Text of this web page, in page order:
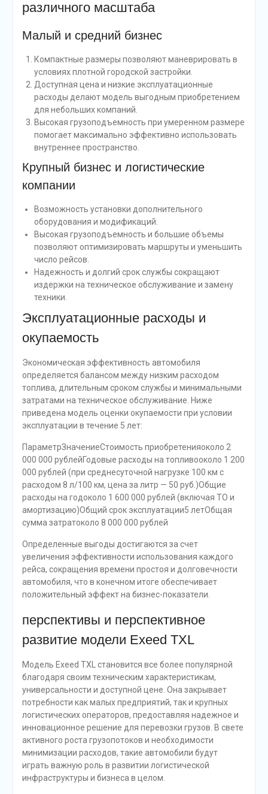
различного масштаба
Малый и средний бизнес
Компактные размеры позволяют маневрировать в
условиях плотной городской застройки.
Доступная цена и низкие эксплуатационные
расходы делают модель выгодным приобретением
для небольших компаний.
Высокая грузоподъемность при умеренном размере
помогает максимально эффективно использовать
внутреннее пространство.
Крупный бизнес и логистические
компании
Возможность установки дополнительного
оборудования и модификаций.
Высокая грузоподъемность и большие объемы
позволяют оптимизировать маршруты и уменьшить
число рейсов.
Надежность и долгий срок службы сокращают
издержки на техническое обслуживание и замену
техники.
Эксплуатационные расходы и
окупаемость
Экономическая эффективность автомобиля
определяется балансом между низким расходом
топлива, длительным сроком службы и минимальными
затратами на техническое обслуживание. Ниже
приведена модель оценки окупаемости при условии
эксплуатации в течение 5 лет:
ПараметрЗначениеСтоимость приобретенияоколо 2
000 000 рублейГодовые расходы на топливооколо 1 200
000 рублей (при среднесуточной нагрузке 100 км с
расходом 8 л/100 км, цена за литр — 50 руб.)Общие
расходы на годоколо 1 600 000 рублей (включая ТО и
амортизацию)Общий срок эксплуатации5 летОбщая
сумма затратоколо 8 000 000 рублей
Определенные выгоды достигаются за счет
увеличения эффективности использования каждого
рейса, сокращения времени простоя и долговечности
автомобиля, что в конечном итоге обеспечивает
положительный эффект на бизнес-показатели.
перспективы и перспективное
развитие модели Exeed TXL
Модель Exeed TXL становится все более популярной
благодаря своим техническим характеристикам,
универсальности и доступной цене. Она закрывает
потребности как малых предприятий, так и крупных
логистических операторов, предоставляя надежное и
инновационное решение для перевозки грузов. В свете
активного роста грузопотоков и необходимости
минимизации расходов, такие автомобили будут
играть важную роль в развитии логистической
инфраструктуры и бизнеса в целом.